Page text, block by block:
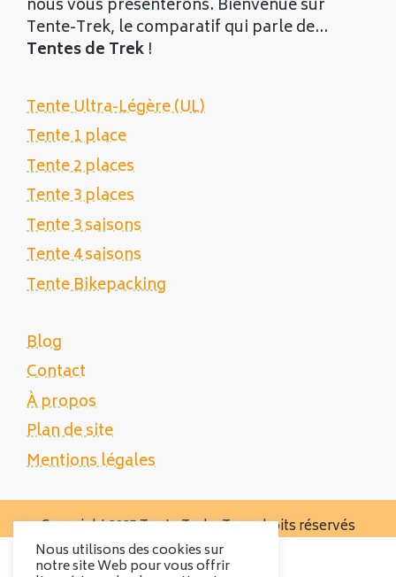
nous vous présenterons. Bienvenue sur
Tente-Trek, le comparatif qui parle de...
Tentes de Trek !
Tente Ultra-Légère (UL)
Tente 1 place
Tente 2 places
Tente 3 places
Tente 3 saisons
Tente 4 saisons
Tente Bikepacking
Blog
Contact
À propos
Plan de site
Mentions légales
Copyright 2025 Tente Trek - Tous droits réservés
Nous utilisons des cookies sur
notre site Web pour vous offrir